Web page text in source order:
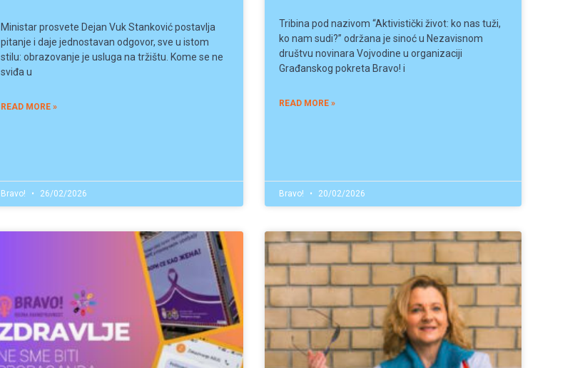
Ministar prosvete Dejan Vuk Stanković postavlja
pitanje i daje jednostavan odgovor, sve u istom
stilu: obrazovanje je usluga na tržištu. Kome se ne
sviđa u
READ MORE »
Bravo! 26/02/2026
Tribina pod nazivom “Aktivistički život: ko nas tuži,
ko nam sudi?” održana je sinoć u Nezavisnom
društvu novinara Vojvodine u organizaciji
Građanskog pokreta Bravo! i
READ MORE »
Bravo! 20/02/2026